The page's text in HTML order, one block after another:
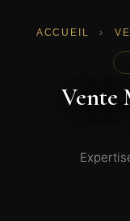
ACCUEIL ›
Vente